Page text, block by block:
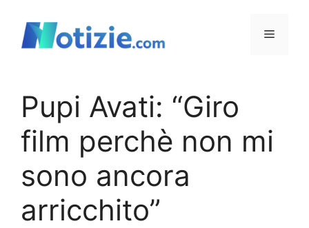
contenuto
Menu
Pupi Avati: “Giro
film perchè non mi
sono ancora
arricchito”